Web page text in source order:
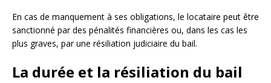
En cas de manquement à ses obligations, le locataire peut être
sanctionné par des pénalités financières ou, dans les cas les
plus graves, par une résiliation judiciaire du bail.
La durée et la résiliation du bail